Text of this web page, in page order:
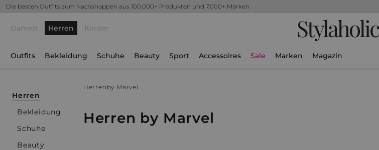
Die besten Outfits zum Nachshoppen aus 100.000+ Produkten und 7.000+ Marken
Damen Herren Kinder Stylaholic
Outfits Bekleidung Schuhe Beauty Sport Accessoires Sale Marken Magazin
Herren
Bekleidung
Schuhe
Beauty
Herren by Marvel
Herren by Marvel